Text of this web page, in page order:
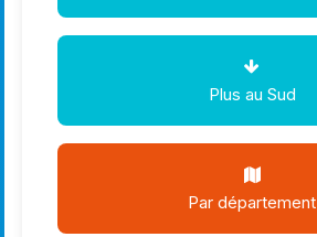
Plus au Sud
Par département